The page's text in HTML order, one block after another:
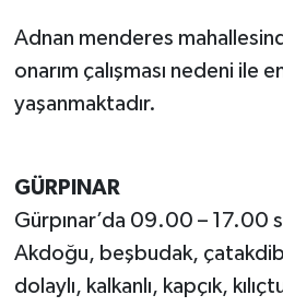
Adnan menderes
onarım çalışması nedeni ile
yaşanmaktadır.
GÜRPINAR
Gürpınar’da 09.00 – 17.00
Akdoğu, beşbudak,
dolaylı, kalkanlı, kapçık,